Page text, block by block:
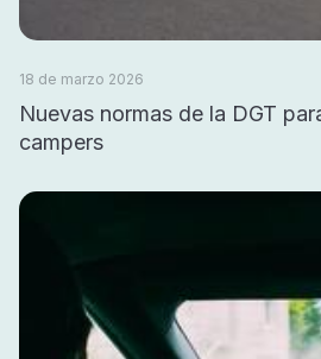
18 de marzo 2026
Nuevas normas de la DGT
campers